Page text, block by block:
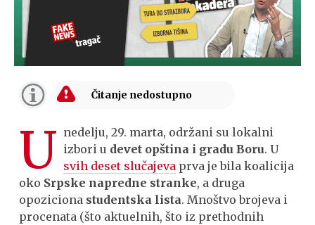
U nedelju, 29. marta, održani su lokalni
izbori u devet opština i gradu Boru. U
svih deset slučajeva prva je bila koalicija
oko Srpske napredne stranke, a druga
opoziciona studentska lista. Mnoštvo brojeva i
procenata (što aktuelnih, što iz prethodnih